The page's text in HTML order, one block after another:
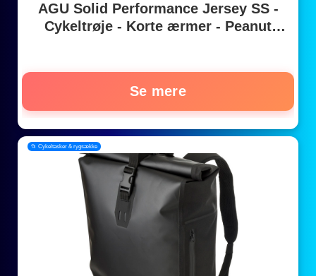
AGU Solid Performance Jersey SS -
Cykeltrøje - Korte ærmer - Peanut
Se mere
📂 Cykeltasker & rygsække